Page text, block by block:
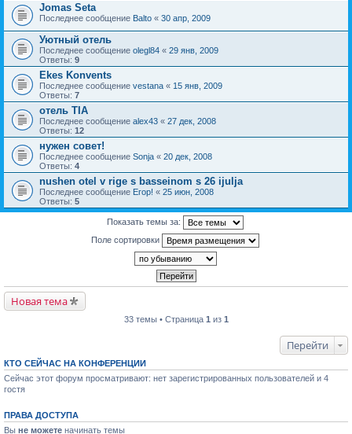
Jomas Seta
Последнее сообщение Balto « 30 апр, 2009
Уютный отель
Последнее сообщение olegl84 « 29 янв, 2009
Ответы: 9
Ekes Konvents
Последнее сообщение vestana « 15 янв, 2009
Ответы: 7
отель TIA
Последнее сообщение alex43 « 27 дек, 2008
Ответы: 12
нужен совет!
Последнее сообщение Sonja « 20 дек, 2008
Ответы: 4
nushen otel v rige s basseinom s 26 ijulja
Последнее сообщение Егор! « 25 июн, 2008
Ответы: 5
Показать темы за:
Поле сортировки
Новая тема
33 темы • Страница 1 из 1
Перейти
КТО СЕЙЧАС НА КОНФЕРЕНЦИИ
Сейчас этот форум просматривают: нет зарегистрированных пользователей и 4
гостя
ПРАВА ДОСТУПА
Вы не можете начинать темы